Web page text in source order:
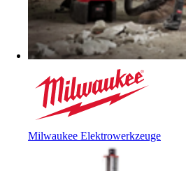
Milwaukee Elektrowerkzeuge